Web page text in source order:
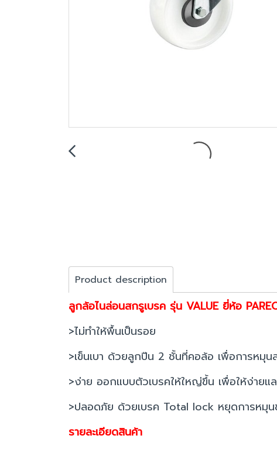
Product description
ลูกล้อไนล่อนสกรูเบรค รุ่น VALUE ยี่ห้อ
>ไม่ทำให้พื้นเป็นรอย
>เข็นเบา ด้วยลูกปืน 2 ชั้นที่คอล้อ เพื่อการหมุ
>ง่าย ออกแบบตัวเบรคให้ใหญ่ขึ้น เพื่อให้ง่ายแล
>ปลอดภัย ด้วยเบรค Total lock หยุดการหมุ
รายละเอียดสินค้า